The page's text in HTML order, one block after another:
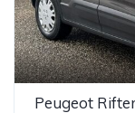
Peugeot